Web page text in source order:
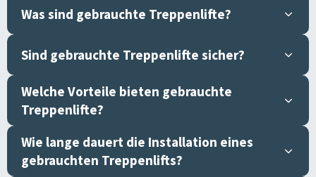
Was sind gebrauchte Treppenlifte?
Sind gebrauchte Treppenlifte sicher?
Welche Vorteile bieten gebrauchte
Treppenlifte?
Wie lange dauert die Installation eines
gebrauchten Treppenlifts?